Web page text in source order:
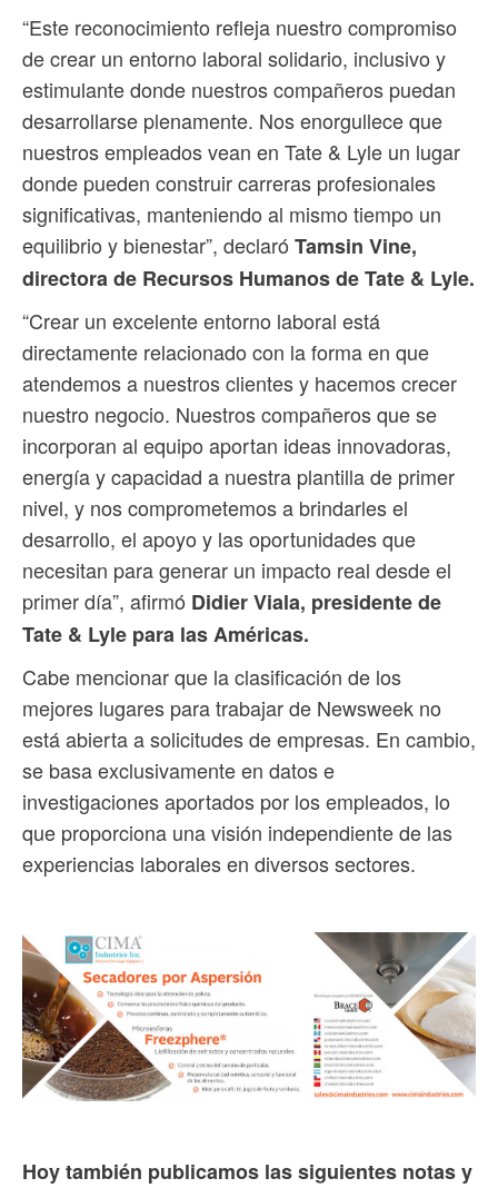
“Este reconocimiento refleja nuestro compromiso
de crear un entorno laboral solidario, inclusivo y
estimulante donde nuestros compañeros puedan
desarrollarse plenamente. Nos enorgullece que
nuestros empleados vean en Tate & Lyle un lugar
donde pueden construir carreras profesionales
significativas, manteniendo al mismo tiempo un
equilibrio y bienestar”, declaró Tamsin Vine,
directora de Recursos Humanos de Tate & Lyle.
“Crear un excelente entorno laboral está
directamente relacionado con la forma en que
atendemos a nuestros clientes y hacemos crecer
nuestro negocio. Nuestros compañeros que se
incorporan al equipo aportan ideas innovadoras,
energía y capacidad a nuestra plantilla de primer
nivel, y nos comprometemos a brindarles el
desarrollo, el apoyo y las oportunidades que
necesitan para generar un impacto real desde el
primer día”, afirmó Didier Viala, presidente de
Tate & Lyle para las Américas.
Cabe mencionar que la clasificación de los
mejores lugares para trabajar de Newsweek no
está abierta a solicitudes de empresas. En cambio,
se basa exclusivamente en datos e
investigaciones aportados por los empleados, lo
que proporciona una visión independiente de las
experiencias laborales en diversos sectores.
Hoy también publicamos las siguientes notas y